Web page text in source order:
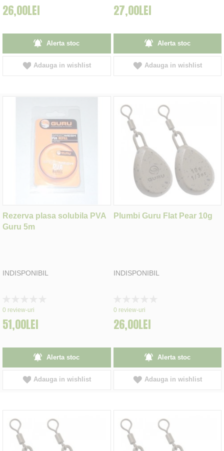
26,00LEI
Alerta stoc
Adauga in wishlist
27,00LEI
Alerta stoc
Adauga in wishlist
Rezerva plasa solubila PVA
Guru 5m
INDISPONIBIL
0%
0 review-uri
51,00LEI
Alerta stoc
Adauga in wishlist
Plumbi Guru Flat Pear 10g
INDISPONIBIL
0%
0 review-uri
26,00LEI
Alerta stoc
Adauga in wishlist